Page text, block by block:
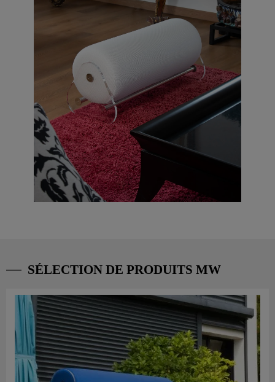
SÉLECTION DE PRODUITS MW